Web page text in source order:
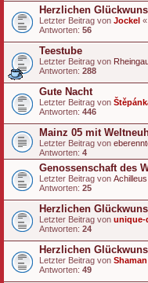
Herzlichen
Letzter Beitrag von Jockel «
Antworten: 56
Teestube
Letzter Beitrag von
Antworten: 288
Gute Nacht
Letzter Beitrag von
Antworten: 446
Mainz 05 mit
Letzter Beitrag von
Antworten: 4
Genossenschaft des
Letzter Beitrag von Achilleus
Antworten: 25
Herzlichen
Letzter Beitrag von unique-
Antworten: 24
Herzlichen
Letzter Beitrag von Shaman
Antworten: 49